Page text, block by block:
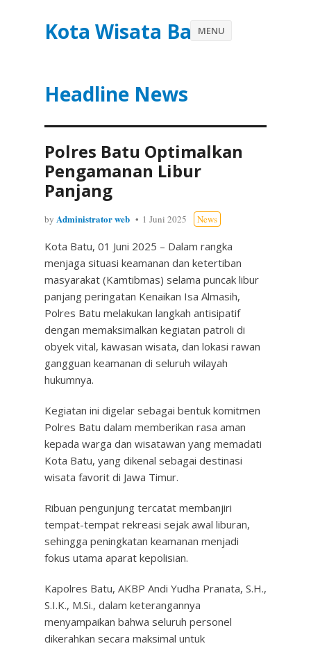
Kota Wisata Batu
Headline News
MENU
Polres Batu Optimalkan
Pengamanan Libur
Panjang
by Administrator web 1 Juni 2025 News
Kota Batu, 01 Juni 2025 – Dalam rangka
menjaga situasi keamanan dan ketertiban
masyarakat (Kamtibmas) selama puncak libur
panjang peringatan Kenaikan Isa Almasih,
Polres Batu melakukan langkah antisipatif
dengan memaksimalkan kegiatan patroli di
obyek vital, kawasan wisata, dan lokasi rawan
gangguan keamanan di seluruh wilayah
hukumnya.
Kegiatan ini digelar sebagai bentuk komitmen
Polres Batu dalam memberikan rasa aman
kepada warga dan wisatawan yang memadati
Kota Batu, yang dikenal sebagai destinasi
wisata favorit di Jawa Timur.
Ribuan pengunjung tercatat membanjiri
tempat-tempat rekreasi sejak awal liburan,
sehingga peningkatan keamanan menjadi
fokus utama aparat kepolisian.
Kapolres Batu, AKBP Andi Yudha Pranata, S.H.,
S.I.K., M.Si., dalam keterangannya
menyampaikan bahwa seluruh personel
dikerahkan secara maksimal untuk